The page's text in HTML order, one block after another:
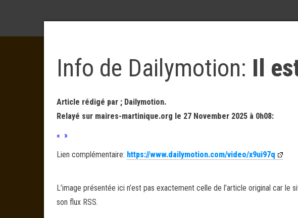
Info de Dailymotion: Il
Article rédigé par ; Dailymotion.
Relayé sur maires-martinique.org le 27 November 2025 à 0h08:
« »
Lien complémentaire: https://www.dailymotion.com/video/x9ui97q
L’image présentée ici n’est pas exactement celle de l’article original car
son flux RSS.